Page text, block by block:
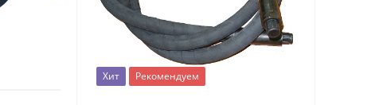
Хит Рекомендуем